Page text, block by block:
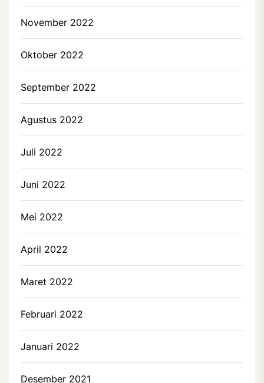
November 2022
Oktober 2022
September 2022
Agustus 2022
Juli 2022
Juni 2022
Mei 2022
April 2022
Maret 2022
Februari 2022
Januari 2022
Desember 2021